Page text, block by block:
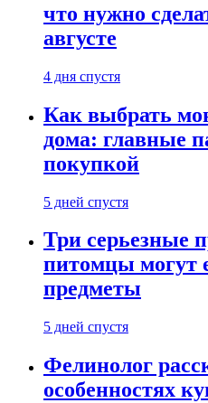
что нужно
августе
4 дня спустя
Как выбрать
дома: главные
покупкой
5 дней спустя
Три серьезные
питомцы могут
предметы
5 дней спустя
Фелинолог
особенностях